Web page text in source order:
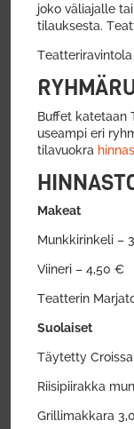
joko väliajalle
tilauksesta.
Buffet katetaan
useampi eri
tilavuokra
Makeat
Munkkirinkeli –
Viineri – 4,50 €
Teatterin
Suolaiset
Täytetty
Riisipiirakka
Grillimakkara